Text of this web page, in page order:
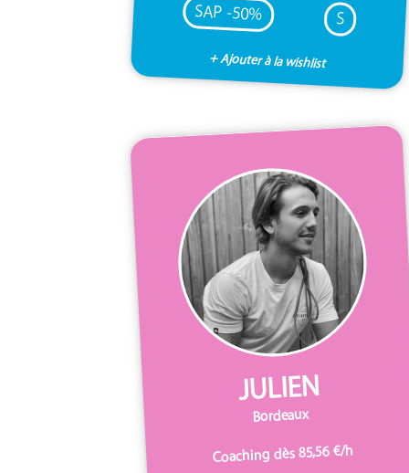
SAP -50% S
+ Ajouter à la wishlist
JULIEN
Bordeaux
Coaching dès 85,56 €/h